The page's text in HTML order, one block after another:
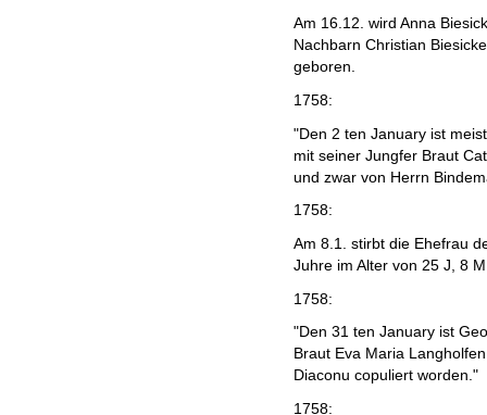
Am 16.12. wird Anna
Nachbarn Christian
geboren.
1758:
"Den 2 ten January ist
mit seiner Jungfer Braut
und zwar von Herrn
1758:
Am 8.1. stirbt die Ehefrau
Juhre im Alter von 25 J, 8
1758:
"Den 31 ten January ist
Braut Eva Maria
Diaconu copuliert worden."
1758: